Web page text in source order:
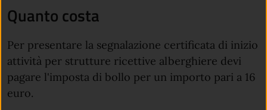
Quanto costa
Per presentare la segnalazione certificata di inizio
attività per strutture ricettive alberghiere devi
pagare l'imposta di bollo per un importo pari a 16
euro.